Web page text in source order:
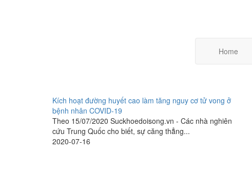
Home
Kích hoạt đường huyết cao làm tăng nguy cơ tử vong ở
bệnh nhân COVID-19
Theo 15/07/2020 Suckhoedoisong.vn - Các nhà nghiên
cứu Trung Quốc cho biết, sự căng thẳng...
2020-07-16